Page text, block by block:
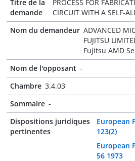
Titre de la
demande
PROCESS FOR
CIRCUIT WITH A SELF-
Nom du demandeur ADVANCED
FUJITSU
Fujitsu AMD
Nom de l'opposant -
Chambre 3.4.03
Sommaire -
Dispositions juridiques
pertinentes
European
123(2)
European
56 1973